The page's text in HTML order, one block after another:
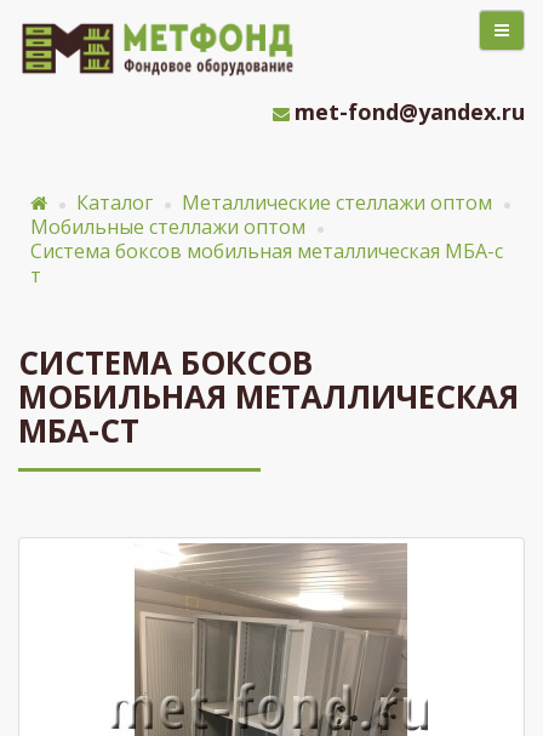
met-fond@yandex.ru
Каталог
Металлические стеллажи оптом
Мобильные стеллажи оптом
Система боксов мобильная металлическая МБА-с
т
СИСТЕМА БОКСОВ
МОБИЛЬНАЯ МЕТАЛЛИЧЕСКАЯ
МБА-СТ